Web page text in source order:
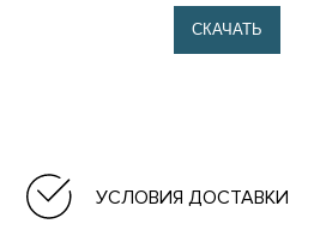
CКАЧАТЬ
УСЛОВИЯ ДОСТАВКИ